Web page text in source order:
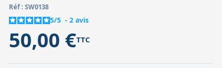
Réf : SW0138
5/5 - 2 avis
50,00 €TTC